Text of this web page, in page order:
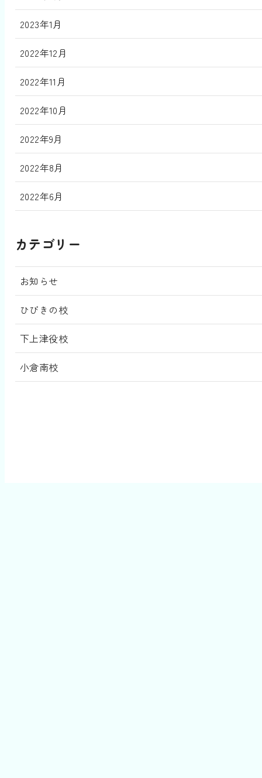
2023年1月
2022年12月
2022年11月
2022年10月
2022年9月
2022年8月
2022年6月
カテゴリー
お知らせ
ひびきの校
下上津役校
小倉南校